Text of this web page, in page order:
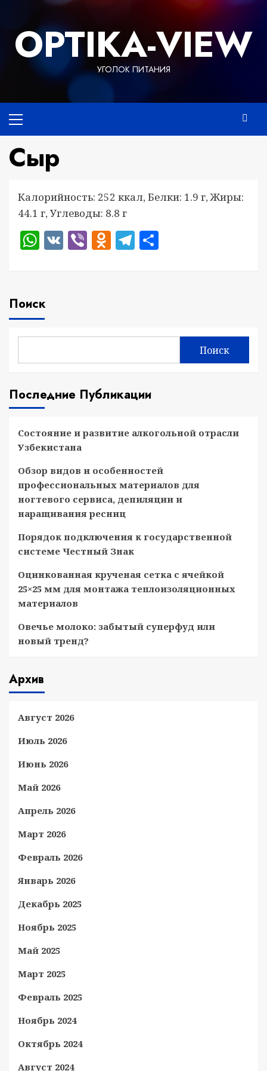
содержимому
OPTIKA-VIEW
УГОЛОК ПИТАНИЯ
меню
Сыр
Калорийность: 252 ккал, Белки: 1.9 г, Жиры:
44.1 г, Углеводы: 8.8 г
WhatsApp
VKViberOdnoklassniki
Telegram
Поиск
Поиск
Последние Публикации
Состояние и развитие алкогольной отрасли
Узбекистана
Обзор видов и особенностей
профессиональных материалов для
ногтевого сервиса, депиляции и
наращивания ресниц
Порядок подключения к государственной
системе Честный Знак
Оцинкованная крученая сетка с ячейкой
25×25 мм для монтажа теплоизоляционных
материалов
Овечье молоко: забытый суперфуд или
новый тренд?
Архив
Август 2026
Июль 2026
Июнь 2026
Май 2026
Апрель 2026
Март 2026
Февраль 2026
Январь 2026
Декабрь 2025
Ноябрь 2025
Май 2025
Март 2025
Февраль 2025
Ноябрь 2024
Октябрь 2024
Август 2024